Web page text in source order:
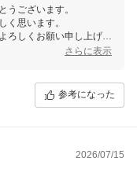
うございます。
く思います。
ろしくお願い申し上げま
さらに表示
参考になった
2026/07/15